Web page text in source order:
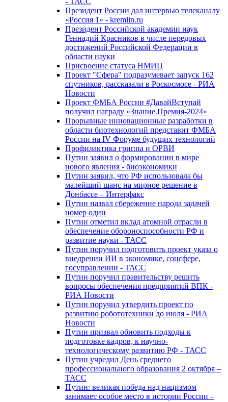
Президент России дал интервью телеканалу
«Россия 1» - kremlin.ru
Президент Российской академии наук
Геннадий Красников в числе передовых
достижений Российской Федерации в
области науки
Присвоение статуса НМИЦ
Проект "Сфера" подразумевает запуск 162
спутников, рассказали в Роскосмосе - РИА
Новости
Проект ФМБА России #ДавайВступай
получил награду «Знание.Премия-2024»
Прорывные инновационные разработки в
области биотехнологий представит ФМБА
России на IV Форуме будущих технологий
Профилактика гриппа и ОРВИ
Путин заявил о формировании в мире
нового явления - биоэкономики
Путин заявил, что РФ использовала бы
малейший шанс на мирное решение в
Донбассе – Интерфакс
Путин назвал сбережение народа задачей
номер один
Путин отметил вклад атомной отрасли в
обеспечение обороноспособности РФ и
развитие науки - ТАСС
Путин поручил подготовить проект указа о
внедрении ИИ в экономике, соцсфере,
госуправлении - ТАСС
Путин поручил правительству решить
вопросы обеспечения предприятий ВПК -
РИА Новости
Путин поручил утвердить проект по
развитию робототехники до июля - РИА
Новости
Путин призвал обновить подходы к
подготовке кадров, к научно-
технологическому развитию РФ - ТАСС
Путин учредил День среднего
профессионального образования 2 октября –
ТАСС
Путин: великая победа над нацизмом
занимает особое место в истории России –